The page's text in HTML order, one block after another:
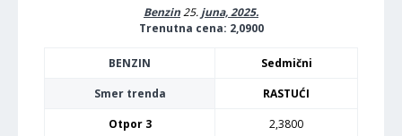
Benzin25. juna, 2025.
Trenutna cena: 2,0900
BENZIN
Sedmični
Smer trenda
RASTUĆI
Otpor 3
2,3800